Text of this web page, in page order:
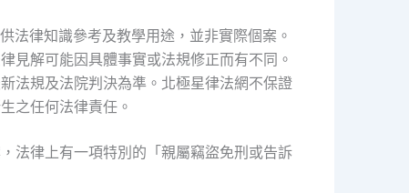
法律知識參考及教學用途，並非實際個案。
見解可能因具體事實或法規修正而有不同。
法規及法院判決為準。北極星律法網不保證
之任何法律責任。
法律上有一項特別的「親屬竊盜免刑或告訴